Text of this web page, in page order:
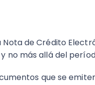
de Crédito
no más allá del
que se